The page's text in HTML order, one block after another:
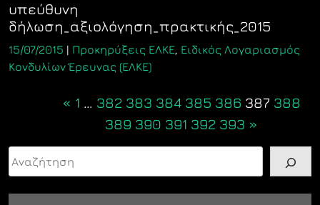
υπεύθυνη
δήλωση_αξιολόγηση_πρακτικής_2015
15/07/2015 | Προκηρύξεις ΕΛΚΕ, Ειδικός Λογαριασμός
Κονδυλίων Έρευνας (ΕΛΚΕ)
« 1 … 382 383 384 385 386 387 388
389 390 391 392 393 »
Αναζήτηση